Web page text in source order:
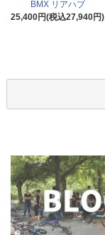
BMX リアハブ
25,400円(税込27,940円)